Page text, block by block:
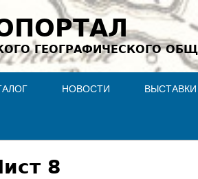
Jump to navigation
ГЕОГРАФИЧЕСКОГО
НОВОСТИ ВЫСТАВКИ
8